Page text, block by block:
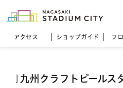
アクセス ショップガイド フ
『九州クラフトビールス